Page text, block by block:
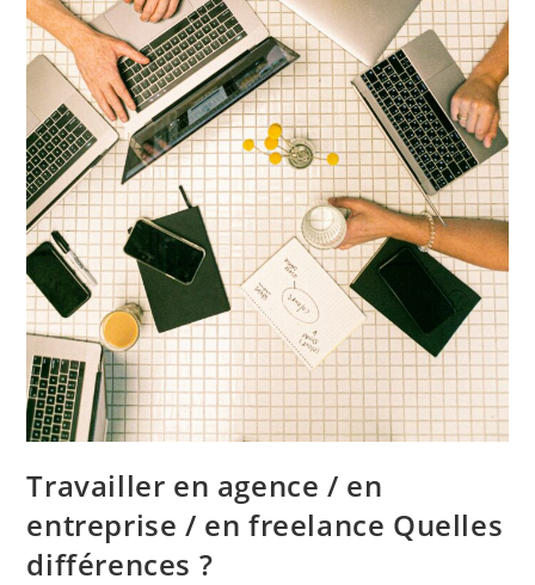
Travailler en agence / en
entreprise / en freelance Quelles
différences ?